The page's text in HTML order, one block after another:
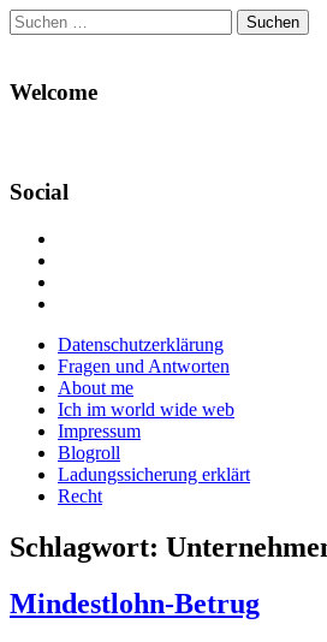
Suchen
nach:
Welcome
Social
Facebook
anzeigen
Twitter
anzeigen
auf
Instagram
anzeigen
Main
menu
Skip
content
Datenschutzerklärung
Fragen und Antworten
About me
Ich im world wide web
Impressum
Blogroll
Ladungssicherung erklärt
Recht
Schlagwort:
Mindestlohn-Betrug